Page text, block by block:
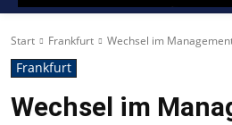
Start Frankfurt Wechsel im
Frankfurt
Wechsel im